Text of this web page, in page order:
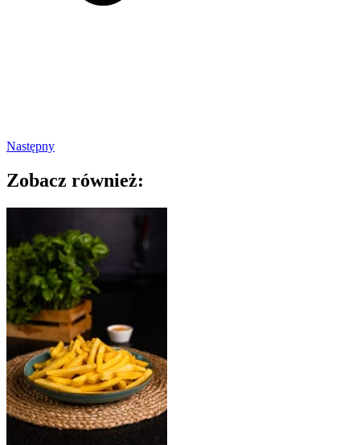
Następny
Zobacz również: